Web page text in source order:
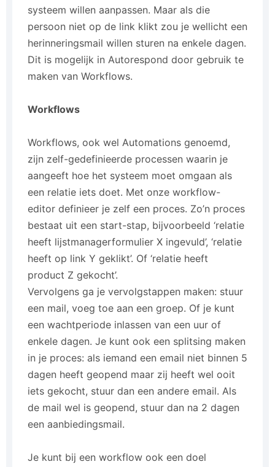
systeem willen aanpassen. Maar als die
persoon niet op de link klikt zou je wellicht een
herinneringsmail willen sturen na enkele dagen.
Dit is mogelijk in Autorespond door gebruik te
maken van Workflows.
Workflows
Workflows, ook wel Automations genoemd,
zijn zelf-gedefinieerde processen waarin je
aangeeft hoe het systeem moet omgaan als
een relatie iets doet. Met onze workflow-
editor definieer je zelf een proces. Zo’n proces
bestaat uit een start-stap, bijvoorbeeld ‘relatie
heeft lijstmanagerformulier X ingevuld’, ‘relatie
heeft op link Y geklikt’. Of ‘relatie heeft
product Z gekocht’.
Vervolgens ga je vervolgstappen maken: stuur
een mail, voeg toe aan een groep. Of je kunt
een wachtperiode inlassen van een uur of
enkele dagen. Je kunt ook een splitsing maken
in je proces: als iemand een email niet binnen 5
dagen heeft geopend maar zij heeft wel ooit
iets gekocht, stuur dan een andere email. Als
de mail wel is geopend, stuur dan na 2 dagen
een aanbiedingsmail.
Je kunt bij een workflow ook een doel